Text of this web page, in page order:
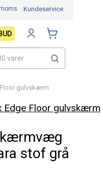
gulvskærm
Floor gulvskærm
stof grå
Kundeservice